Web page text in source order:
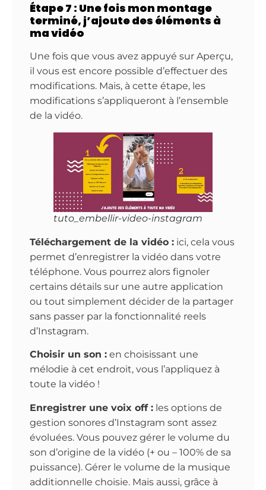
Étape 7 : Une fois mon montage
terminé, j’ajoute des éléments à
ma vidéo
Une fois que vous avez appuyé sur Aperçu,
il vous est encore possible d’effectuer des
modifications. Mais, à cette étape, les
modifications s’appliqueront à l’ensemble
de la vidéo.
tuto_embellir-video-instagram
Téléchargement de la vidéo : ici, cela vous
permet d’enregistrer la vidéo dans votre
téléphone. Vous pourrez alors fignoler
certains détails sur une autre application
ou tout simplement décider de la partager
sans passer par la fonctionnalité reels
d’Instagram.
Choisir un son : en choisissant une
mélodie à cet endroit, vous l’appliquez à
toute la vidéo !
Enregistrer une voix off : les options de
gestion sonores d’Instagram sont assez
évoluées. Vous pouvez gérer le volume du
son d’origine de la vidéo (+ ou – 100% de sa
puissance). Gérer le volume de la musique
additionnelle choisie. Mais aussi, grâce à